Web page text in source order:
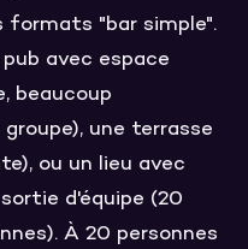
formats "bar simple".
avec espace
beaucoup
une terrasse
ou un lieu avec
d'équipe (20
À 20 personnes